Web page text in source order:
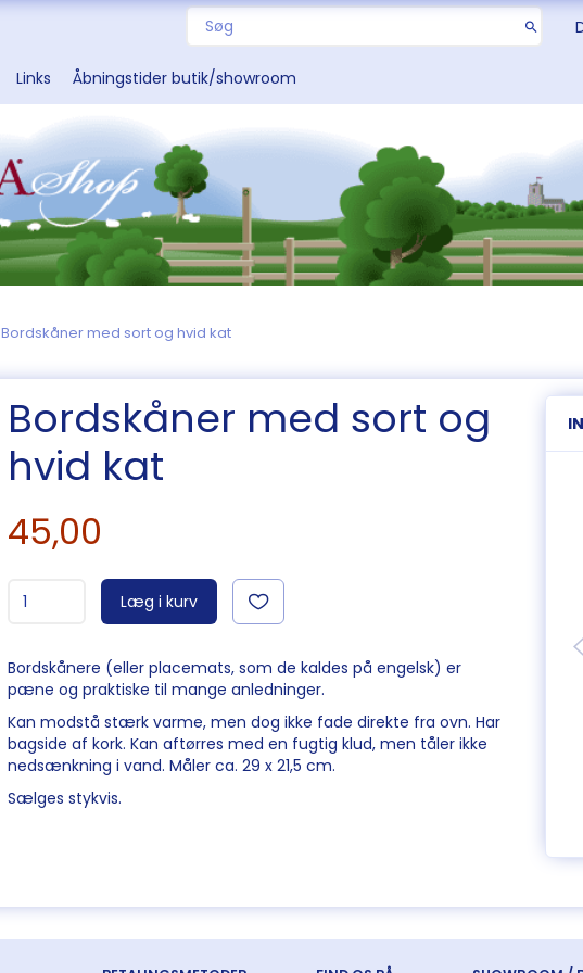
Links Åbningstider butik/showroom
Bordskåner med sort og hvid kat
Bordskåner med sort og
hvid kat
45,00
Læg i kurv
Bordskånere (eller placemats, som de kaldes på engelsk) er
pæne og praktiske til mange anledninger.
Kan modstå stærk varme, men dog ikke fade direkte fra ovn. Har
bagside af kork. Kan aftørres med en fugtig klud, men tåler ikke
nedsænkning i vand. Måler ca. 29 x 21,5 cm.
Sælges stykvis.